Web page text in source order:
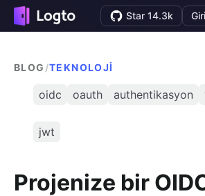
Star 14.3k
BLOG /TEKNOLOJI
oidc oauth authentikasyon
jwt
Projenize bir